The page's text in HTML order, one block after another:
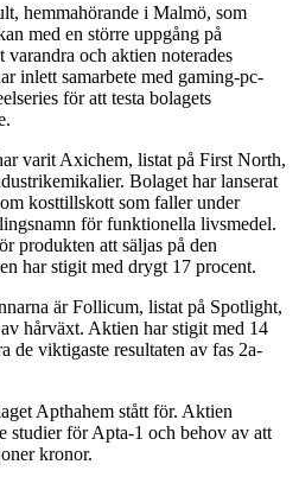
hemmahörande i Malmö, som
med en större uppgång på
varandra och aktien noterades
inlett samarbete med gaming-pc-
för att testa bolagets
varit Axichem, listat på First North,
Bolaget har lanserat
kosttillskott som faller under
för funktionella livsmedel.
produkten att säljas på den
har stigit med drygt 17 procent.
är Follicum, listat på Spotlight,
hårväxt. Aktien har stigit med 14
de viktigaste resultaten av fas 2a-
Apthahem stått för. Aktien
studier för Apta-1 och behov av att
kronor.